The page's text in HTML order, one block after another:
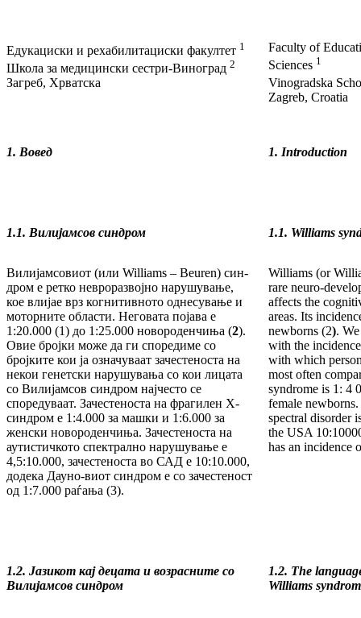
Едукациски и рехабилитациски факултет 1
Школа за медицински сестри-Виноград 2
Загреб, Хрватска
Faculty of
Sciences 1
Vinogradska
Zagreb, Croatia
1. Вовед 1. Introduction
1.1. Вилијамсов синдром 1.1. Williams
Вилијамсовиот (или Williams – Beuren) син­
дром е ретко невроразвојно нарушување,
кое влијае врз когнитивното однесување и
мотор­ни­те области. Неговата појава е
1:20.000 (1) до 1:25.000 новороденчиња (2).
Овие бројки може да ги споредиме со
бројките кои ја означуваат за­чес­теноста на
некои генетски нарушувања со кои лицата
со Вилијамсов синдром најчесто се
споредуваат. Зачестеноста на фрагилен X-
син­дром е 1:4.000 за машки и 1:6.000 за
жен­ски но­вороденчиња. За­честеноста на
аутис­тич­кото спектрално на­ру­шување е
4,5:10.000, за­чес­теноста во САД е 10:10.000,
додека Дауно-ви­от синдром е со за­чес­теност
од 1:7.000 раѓа­ња (3).
Williams (or
rare neuro-
affects the
areas. Its
newborns (2).
with the
with which
most often
syndrome is 1: 4
female
spectral disorder
the USA
has an inci­dence
1.2. Јазикот кај децата и возрасните со
Вилијамсов синдром
1.2. The
Williams